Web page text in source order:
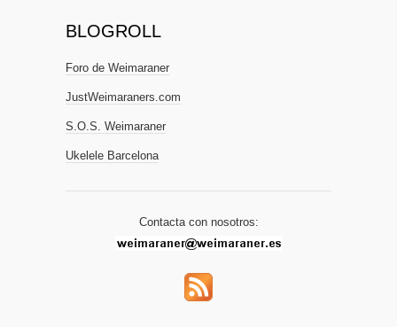
BLOGROLL
Foro de Weimaraner
JustWeimaraners.com
S.O.S. Weimaraner
Ukelele Barcelona
Contacta con nosotros: